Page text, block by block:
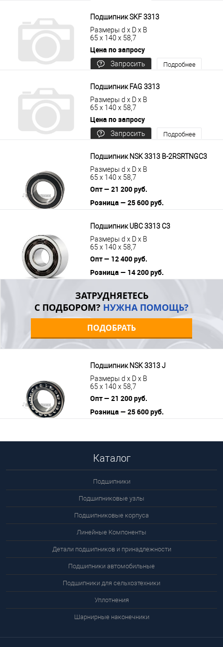
Подшипник SKF 3313
Размеры d x D x B
65 x 140 x 58,7
Цена по запросу
Запросить
Подробнее
Подшипник FAG 3313
Размеры d x D x B
65 x 140 x 58,7
Цена по запросу
Запросить
Подробнее
Подшипник NSK 3313 B-2RSRTNGC3
Размеры d x D x B
65 x 140 x 58,7
Опт — 21 200 руб.
Розница — 25 600 руб.
Подшипник UBC 3313 C3
Размеры d x D x B
65 x 140 x 58,7
Опт — 12 400 руб.
Розница — 14 200 руб.
ЗАТРУДНЯЕТЕСЬ
С ПОДБОРОМ? НУЖНА ПОМОЩЬ?
ПОДОБРАТЬ
Подшипник NSK 3313 J
Размеры d x D x B
65 x 140 x 58,7
Опт — 21 200 руб.
Розница — 25 600 руб.
Каталог
Подшипники
Подшипниковые узлы
Подшипниковые корпуса
Линейные Компоненты
Детали подшипников и принадлежности
Подшипники автомобильные
Подшипники для сельхозтехники
Уплотнения
Шарнирные наконечники